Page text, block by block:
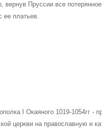
Пруссии все
ее платьев.
I Окаяного 1019-1054гг -
церкви на православную и